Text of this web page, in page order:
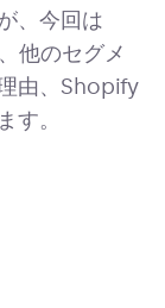
、今回は
他のセグメ
由、Shopify
す。